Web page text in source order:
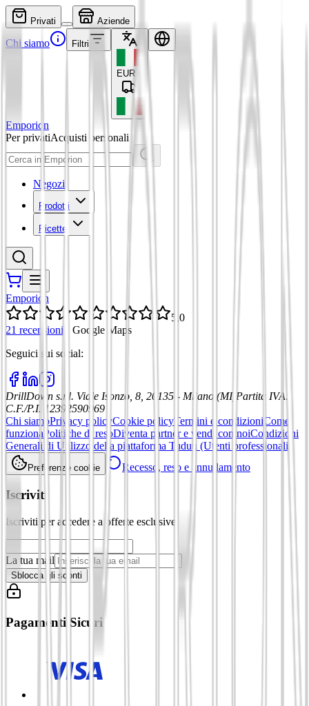
Privati Aziende
Chi siamo Filtri
EUR
Emporion
Per privatiAcquisti personali
Negozi
Prodotti
Ricette
Emporion
5,0
21 recensioni
Google Maps
Seguici sui social:
DrillDown s.r.l. Viale Isonzo, 8, 20135 - Milano (MI) Partita IVA:
C.F./P.I. 12392590969
Chi siamoPrivacy policyCookie policyTermini e condizioni Come
funziona Politiche di resoDiventa partner e vendi con noiCondizioni
Generali di Utilizzo della piattaforma Tuduu (Utenti professionali)
Preferenze cookie Recesso, reso e annullamento
Iscriviti
Iscriviti per accedere a offerte esclusive
La tua mail
Sblocca gli sconti
Pagamenti Sicuri